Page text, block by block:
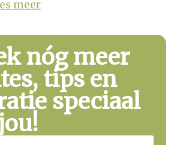
meer
nóg meer
tips en
speciaal